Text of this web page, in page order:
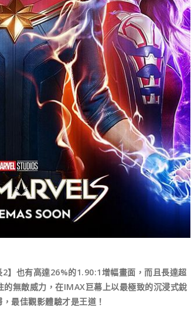
】也有高達26%的1.90:1增幅畫面，而且長達超
無敵威力，在IMAX巨幕上以最極致的沉浸式銳
最佳觀影體驗才是王道！